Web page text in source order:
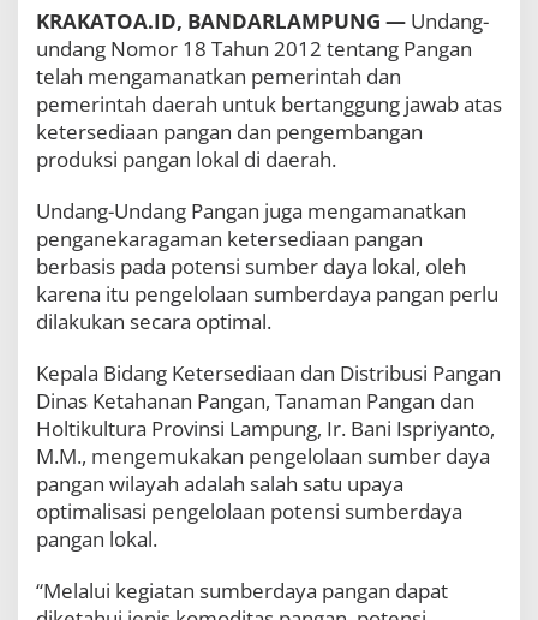
a
n
g
a
n
a
n
o
t
i
k
u
r
a
r
o
v
i
KRAKATOA.ID, BANDARLAMPUNG — Undang-
undang Nomor 18 Tahun 2012 tentang Pangan
telah mengamanatkan pemerintah dan
pemerintah daerah untuk bertanggung jawab atas
ketersediaan pangan dan pengembangan
produksi pangan lokal di daerah.
Undang-Undang Pangan juga mengamanatkan
penganekaragaman ketersediaan pangan
berbasis pada potensi sumber daya lokal, oleh
karena itu pengelolaan sumberdaya pangan perlu
dilakukan secara optimal.
Kepala Bidang Ketersediaan dan Distribusi Pangan
Dinas Ketahanan Pangan, Tanaman Pangan dan
Holtikultura Provinsi Lampung, Ir. Bani Ispriyanto,
M.M., mengemukakan pengelolaan sumber daya
pangan wilayah adalah salah satu upaya
optimalisasi pengelolaan potensi sumberdaya
pangan lokal.
“Melalui kegiatan sumberdaya pangan dapat